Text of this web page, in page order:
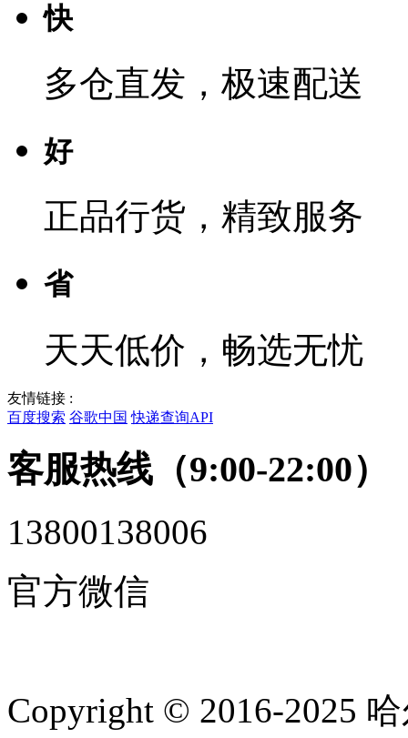
快
多仓直发，极速配送
好
正品行货，精致服务
省
天天低价，畅选无忧
友情链接 :
百度搜索 谷歌中国 快递查询API
客服热线（9:00-22:00）
13800138006
官方微信
Copyright © 2016-2025